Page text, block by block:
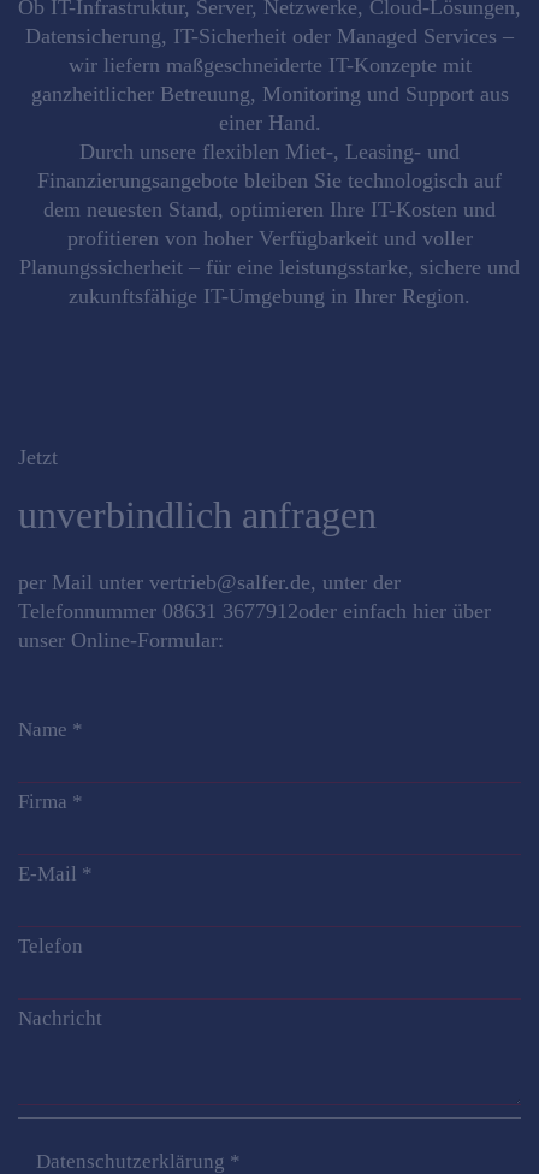
Ob IT-Infrastruktur, Server, Netzwerke, Cloud-Lösungen,
Datensicherung, IT-Sicherheit oder Managed Services –
wir liefern maßgeschneiderte IT-Konzepte mit
ganzheitlicher Betreuung, Monitoring und Support aus
einer Hand.
Durch unsere flexiblen Miet-, Leasing- und
Finanzierungsangebote bleiben Sie technologisch auf
dem neuesten Stand, optimieren Ihre IT-Kosten und
profitieren von hoher Verfügbarkeit und voller
Planungssicherheit – für eine leistungsstarke, sichere und
zukunftsfähige IT-Umgebung in Ihrer Region.
Jetzt
unverbindlich anfragen
per Mail unter vertrieb@salfer.de, unter der
Telefonnummer 08631 3677912oder einfach hier über
unser Online-Formular:
Name *
Firma *
E-Mail *
Telefon
Nachricht
Datenschutzerklärung *